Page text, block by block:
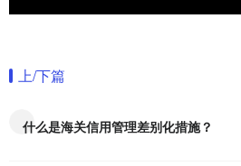
上/下篇
什么是海关信用管理差别化措施？